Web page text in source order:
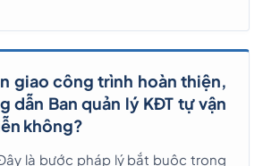
giao công trình hoàn thiện,
dẫn Ban quản lý KĐT tự vận
không?
là bước pháp lý bắt buộc trong